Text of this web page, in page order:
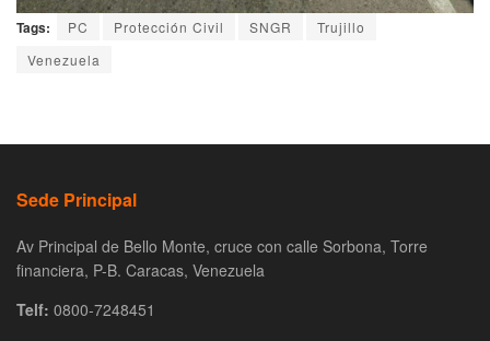
Tags: PC Protección Civil SNGR
Trujillo
Venezuela
Sede Principal
Av Principal de Bello Monte, cruce con calle Sorbona, Torre
financiera, P-B. Caracas, Venezuela
Telf: 0800-7248451